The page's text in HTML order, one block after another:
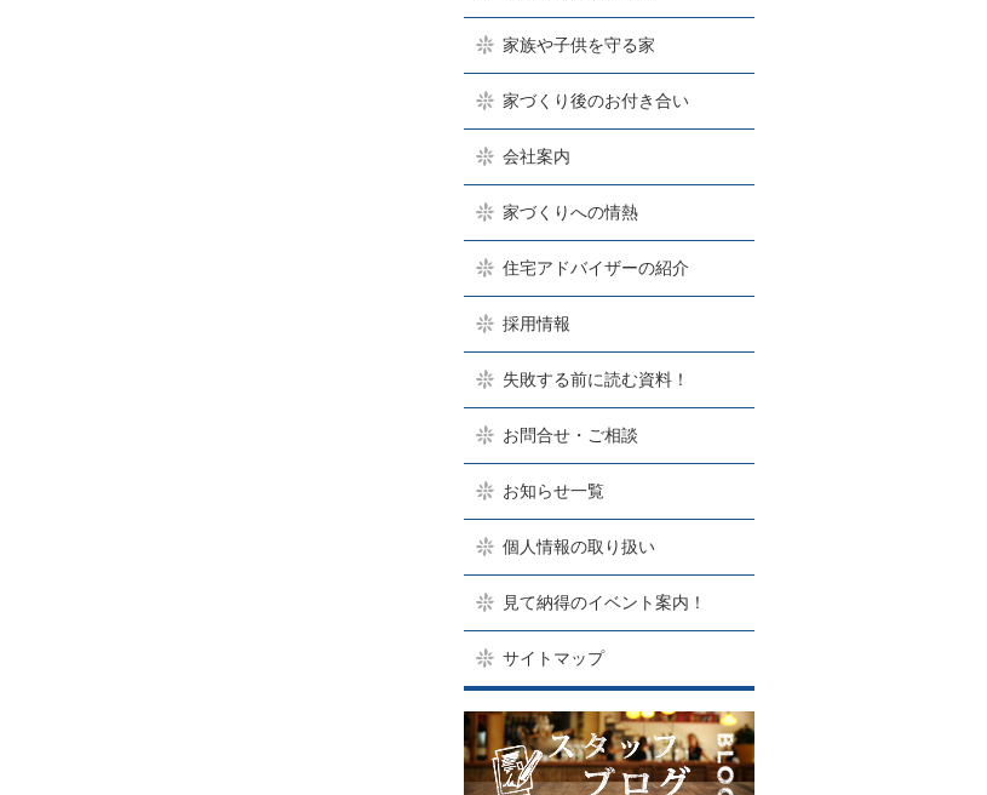
家族や子供を守る家
家づくり後のお付き合い
会社案内
家づくりへの情熱
住宅アドバイザーの紹介
採用情報
失敗する前に読む資料！
お問合せ・ご相談
お知らせ一覧
個人情報の取り扱い
見て納得のイベント案内！
サイトマップ